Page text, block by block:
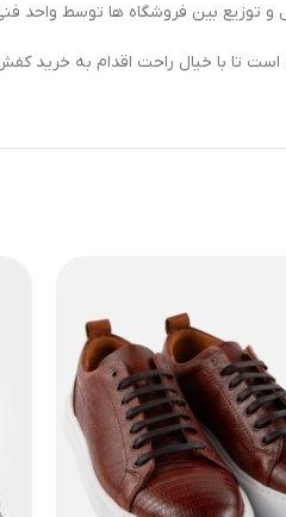
بین فروشگاه ها توسط واحد
تا با خیال راحت اقدام به خرید